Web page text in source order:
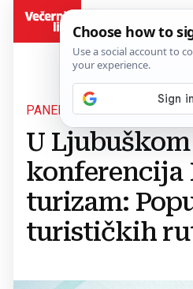
PANELI, STRUČNE
U Ljubuškom
konferencija
turizam:
turističkih